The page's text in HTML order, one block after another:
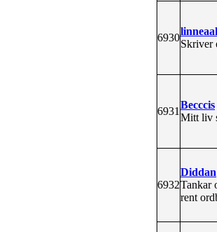
6930
Skriver
6931
Becccis
Mitt liv
6932
Diddan
Tankar
rent